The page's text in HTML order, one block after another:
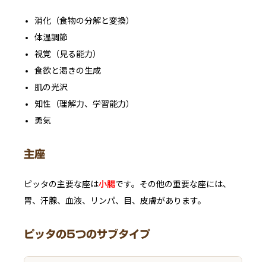
消化（食物の分解と変換）
体温調節
視覚（見る能力）
食欲と渇きの生成
肌の光沢
知性（理解力、学習能力）
勇気
主座
ピッタの主要な座は小腸です。その他の重要な座には、
胃、汗腺、血液、リンパ、目、皮膚があります。
ピッタの5つのサブタイプ